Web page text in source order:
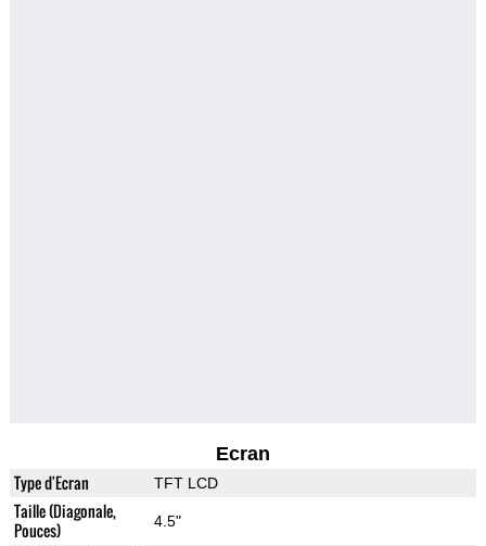
Ecran
Type d'Ecran TFT LCD
Taille (Diagonale,
Pouces)
4.5"